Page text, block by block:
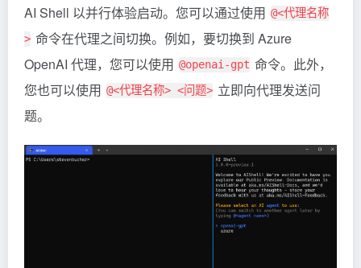
AI Shell 以并行体验启动。您可以通过使用 @<代理名称
> 命令在代理之间切换。例如，要切换到 Azure
OpenAI 代理，您可以使用 @openai-gpt 命令。此外，
您也可以使用 @<代理名称> <问题> 立即向代理发送问
题。